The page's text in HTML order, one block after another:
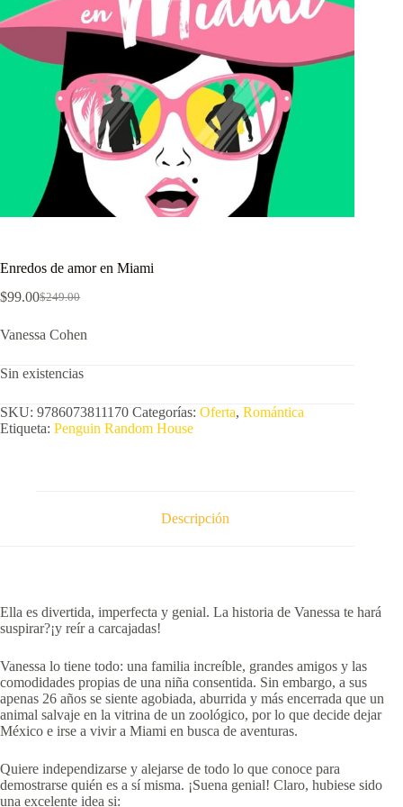
Enredos de amor en Miami
$249.00
El
original
$249.00.
$99.00El
actual
$99.00.
Vanessa Cohen
Sin existencias
SKU: 9786073811170 Categorías: Oferta, Romántica
Etiqueta: Penguin Random House
Descripción
Ella es divertida, imperfecta y genial. La historia de Vanessa te hará
suspirar?¡y reír a carcajadas!
Vanessa lo tiene todo: una familia increíble, grandes amigos y las
comodidades propias de una niña consentida. Sin embargo, a sus
apenas 26 años se siente agobiada, aburrida y más encerrada que un
animal salvaje en la vitrina de un zoológico, por lo que decide dejar
México e irse a vivir a Miami en busca de aventuras.
Quiere independizarse y alejarse de todo lo que conoce para
demostrarse quién es a sí misma. ¡Suena genial! Claro, hubiese sido
una excelente idea si: